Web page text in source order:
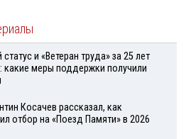
и «Ветеран труда» за 25 лет
какие меры поддержки получили
Косачев рассказал, как
отбор на «Поезд Памяти» в 2026